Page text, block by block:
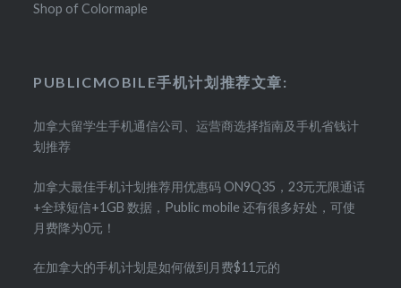
Shop of Colormaple
PUBLICMOBILE手机计划推荐文章:
加拿大留学生手机通信公司、运营商选择指南及手机省钱计
划推荐
加拿大最佳手机计划推荐用优惠码 ON9Q35，23元无限通话
+全球短信+1GB 数据，Public mobile 还有很多好处，可使
月费降为0元！
在加拿大的手机计划是如何做到月费$11元的